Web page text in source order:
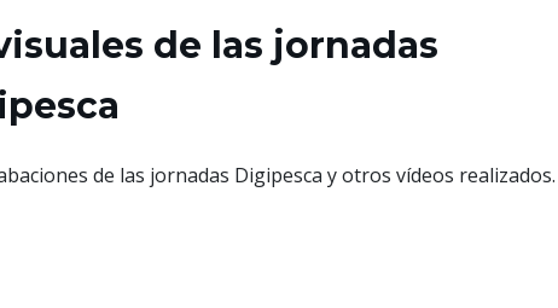
de las jornadas
de las jornadas Digipesca y otros vídeos realizados.